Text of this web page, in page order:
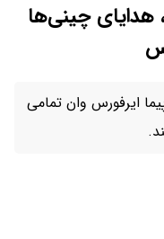
هدایای چینی‌ها
ایرفورس وان تمامی